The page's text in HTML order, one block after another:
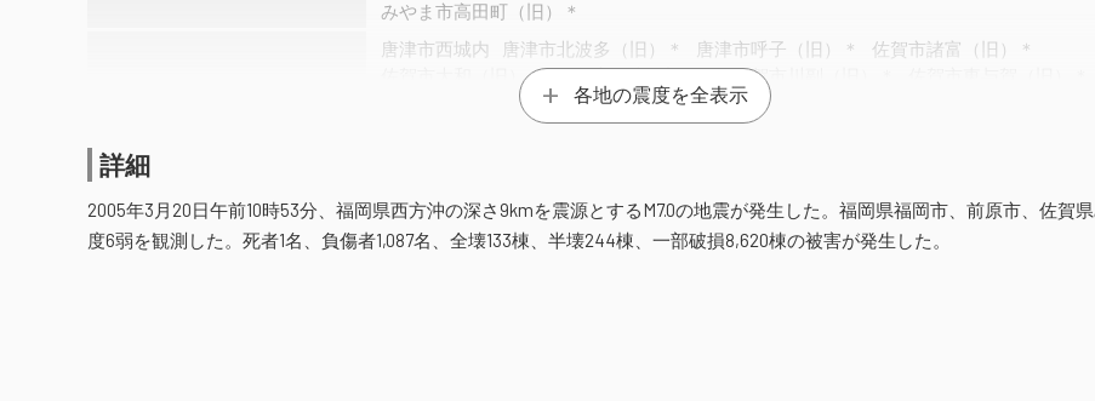
みやま市高田町（旧）＊
唐津市西城内 唐津市北波多（旧）＊ 唐津市呼子（旧）＊
佐賀市諸富（旧）＊
佐賀市大和（旧）＊ 佐賀市三瀬（旧）＊ 佐賀市川副（旧）＊
佐賀市久保田（旧）＊
鳥栖市宿町（旧）＊ 多久市北多久町（旧）＊
江北町山口（旧）＊ 白石町福田（旧）＊ 白石町福富（旧）＊
長崎県
壱岐市石田町（旧）＊
大分県
中津市三光（旧）＊
各地の震度を全表示
詳細
2005年3月20日午前10時53分、福岡県西方沖の深さ9kmを震源とするM7.0の地震が発生した。福岡県福岡市、前原市、佐賀
度6弱を観測した。死者1名、負傷者1,087名、全壊133棟、半壊244棟、一部破損8,620棟の被害が発生した。